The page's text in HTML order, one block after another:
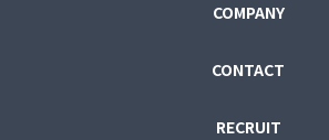
COMPANY
CONTACT
RECRUIT